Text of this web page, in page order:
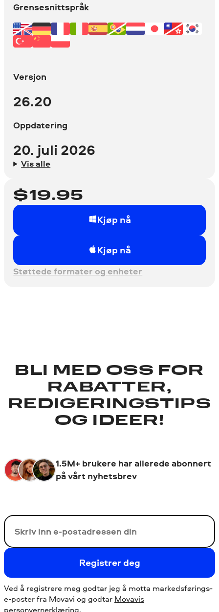
Grensesnittspråk
Versjon
26.20
Oppdatering
20. juli 2026
Vis alle
Kjøp nå
Kjøp nå
$19.95
Støttede formater og enheter
BLI MED OSS ​​FOR
RABATTER,
REDIGERINGSTIPS
OG IDEER!
1.5M+ brukere har allerede abonnert
på vårt nyhetsbrev
Din e-post
Registrer deg
Ved å registrere meg godtar jeg å motta markedsførings-
e-poster fra Movavi og godtar Movavis
personvernerklæring.